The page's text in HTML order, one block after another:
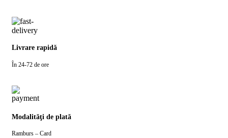
Livrare rapidă
În 24-72 de ore
Modalităţi de plată
Ramburs – Card